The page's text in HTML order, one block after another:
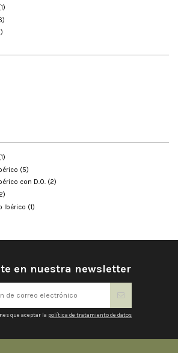
(5)
con D.O. (2)
Ibérico (1)
en nuestra newsletter
que aceptar la política de tratamiento de datos